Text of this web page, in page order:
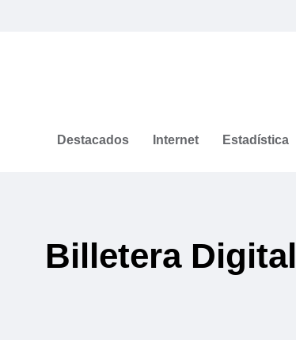
Destacados Internet Estadística
Billetera Digital